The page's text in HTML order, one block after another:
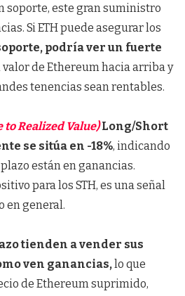
soporte, este gran suministro
Si ETH puede asegurar los
podría ver un fuerte
de Ethereum hacia arriba y
tenencias sean rentables.
to Realized Value) Long/Short
se sitúa en -18%, indicando
están en ganancias.
para los STH, es una señal
en general.
tienden a vender sus
ven ganancias,lo que
de Ethereum suprimido,